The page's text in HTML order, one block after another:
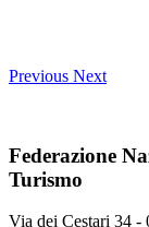
Previous Next
Federazione
Turismo
Via dei Cestari 34 -